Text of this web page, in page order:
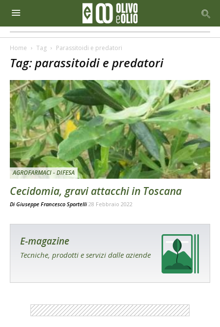
Home Tag Parassitoidi e predatori
Tag: parassitoidi e predatori
AGROFARMACI - DIFESA
Cecidomia, gravi attacchi in Toscana
Di Giuseppe Francesco Sportelli 28 Febbraio 2022
E-magazine
Tecniche, prodotti e servizi dalle aziende